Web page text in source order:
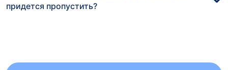
придется пропустить?